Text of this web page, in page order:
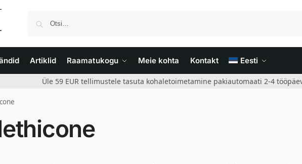
Artiklid Raamatukogu Meie kohta Kontakt Eesti
Üle 59 EUR tellimustele tasuta kohaletoimetamine pakiautomaati 2-4